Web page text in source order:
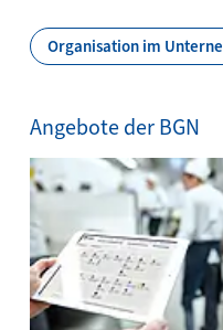
Organisation im
Angebote der BGN